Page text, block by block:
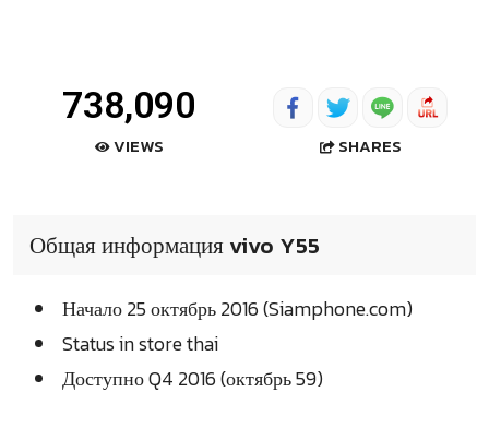
738,090
VIEWS SHARES
Общая информация vivo Y55
Начало 25 октябрь 2016 (Siamphone.com)
Status in store thai
Доступно Q4 2016 (октябрь 59)